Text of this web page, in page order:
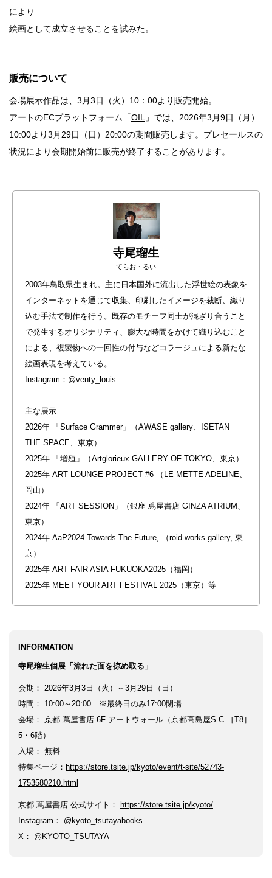
により
絵画として成立させることを試みた。
販売について
会場展示作品は、3月3日（火）10：00より販売開始。
アートのECプラットフォーム「OIL
」では、2026年3月9日（月）
10:00より3月29日（日）20:00の期間販売します。プレセールスの
状況により会期開始前に販売が終了することがあります。
寺尾瑠生
てらお・るい
2003年鳥取県生まれ。主に日本国外に流出した浮世絵の表象を
インターネットを通じて収集、印刷したイメージを裁断、織り
込む手法で制作を行う。既存のモチーフ同士が混ざり合うこと
で発生するオリジナリティ、膨大な時間をかけて織り込むこと
による、複製物への一回性の付与などコラージュによる新たな
絵画表現を考えている。
Instagram： @venty_louis
主な展示
2026年 「Surface Grammer」（AWASE gallery、ISETAN
THE SPACE、東京）
2025年 「増殖」（Artglorieux GALLERY OF TOKYO、東京）
2025年 ART LOUNGE PROJECT #6 （LE METTE ADELINE、
岡山）
2024年 「ART SESSION」（銀座 蔦屋書店 GINZA ATRIUM、
東京）
2024年 AaP2024 Towards The Future, （roid works gallery, 東
京）
2025年 ART FAIR ASIA FUKUOKA2025（福岡）
2025年 MEET YOUR ART FESTIVAL 2025（東京）等
INFORMATION
寺尾瑠生個展「流れた面を掠め取る」
会期： 2026年3月3日（火）～3月29日（日）
時間： 10:00～20:00 ※最終日のみ17:00閉場
会場： 京都 蔦屋書店 6F アートウォール（京都髙島屋S.C.［T8］
5・6階）
入場： 無料
特集ページ： https://store.tsite.jp/kyoto/event/t-site/52743-
1753580210.html
京都 蔦屋書店 公式サイト：
https://store.tsite.jp/kyoto/
Instagram： @kyoto_tsutayabooks
X： @KYOTO_TSUTAYA